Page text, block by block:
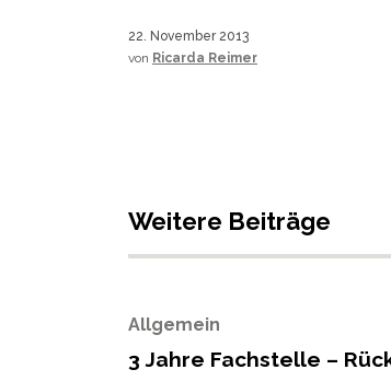
22. November 2013
von Ricarda Reimer
Weitere Beiträge
Allgemein
3 Jahre Fachstelle –